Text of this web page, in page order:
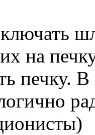
на
печку. В